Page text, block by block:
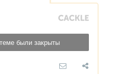
были закрыты